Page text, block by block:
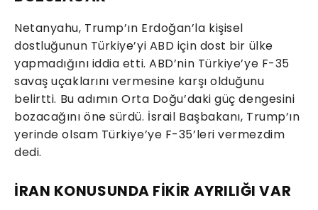
Netanyahu, Trump’ın Erdoğan’la kişisel
dostluğunun Türkiye’yi ABD için dost bir ülke
yapmadığını iddia etti. ABD’nin Türkiye’ye F-35
savaş uçaklarını vermesine karşı olduğunu
belirtti. Bu adımın Orta Doğu’daki güç dengesini
bozacağını öne sürdü. İsrail Başbakanı, Trump’ın
yerinde olsam Türkiye’ye F-35’leri vermezdim
dedi.
İRAN KONUSUNDA FİKİR AYRILIĞI VAR